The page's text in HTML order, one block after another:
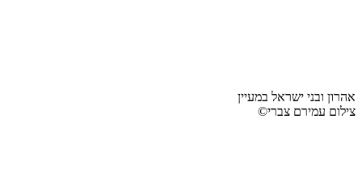
אהרון ובני ישראל במעיין
צילום עמירם צברי©